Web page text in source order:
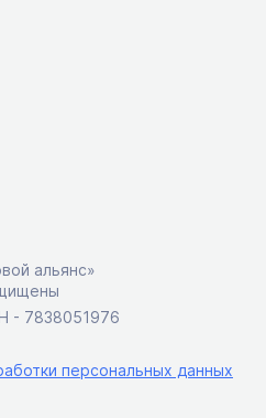
альянс»
- 7838051976
персональных данных